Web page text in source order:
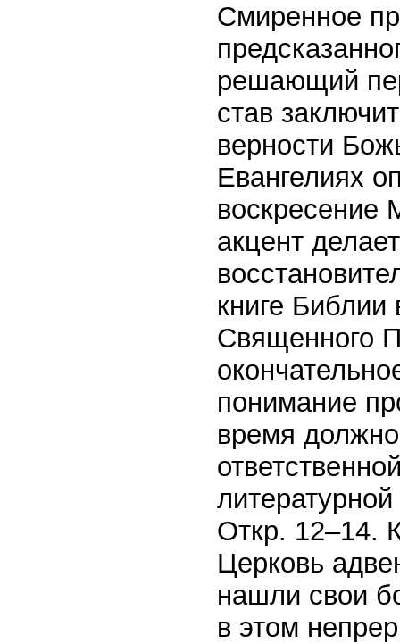
Смиренное
решающий
став
верности
Евангелиях
воскресение
акцент
книге Библии
Священного
понимание
время
Откр. 12–14.
Церковь
нашли свои
в этом